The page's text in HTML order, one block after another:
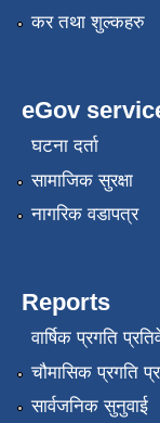
कर तथा शुल्कहरु
eGov
घटना दर्ता
सामाजिक सुरक्षा
नागरिक वडापत्र
Reports
वार्षिक प्रगति
चौमासिक प्रगति
सार्वजनिक सुनुवाई